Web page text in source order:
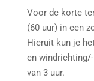
Voor de korte
(60 uur) in een
Hieruit kun je
en
van 3 uur.